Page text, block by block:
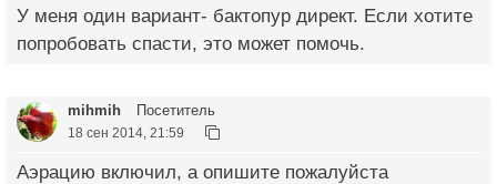
У меня один вариант- бактопур директ. Если хотите
попробовать спасти, это может помочь.
mihmih Посетитель
18 сен 2014, 21:59
Аэрацию включил, а опишите пожалуйста